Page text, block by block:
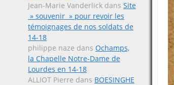
Jean-Marie Vanderlick dans Site
» souvenir » pour revoir les
témoignages de nos soldats de
14-18
philippe naze dans Ochamps,
la Chapelle Notre-Dame de
Lourdes en 14-18
ALLIOT Pierre dans BOESINGHE